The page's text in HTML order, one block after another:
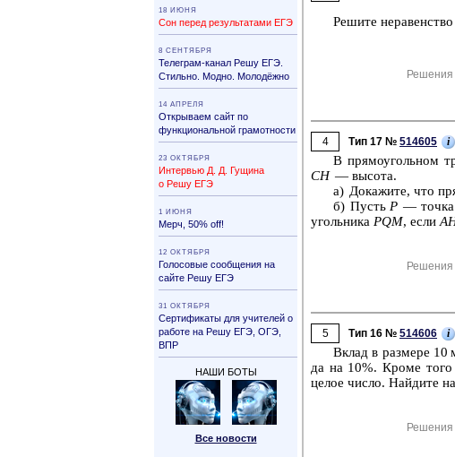
18 ИЮНЯ
Сон перед результатами ЕГЭ
8 СЕНТЯБРЯ
Телеграм-канал Решу ЕГЭ.
Стильно. Модно. Молодёжно
14 АПРЕЛЯ
Открываем сайт по
функциональной грамотности
23 ОКТЯБРЯ
Интервью Д. Д. Гущина
о Решу ЕГЭ
1 ИЮНЯ
Мерч, 50% off!
12 ОКТЯБРЯ
Голосовые сообщения на
сайте Решу ЕГЭ
31 ОК­ТЯБ­РЯ
Сер­ти­фи­ка­ты для учи­те­лей о
ра­бо­те на Решу ЕГЭ, ОГЭ,
ВПР
НАШИ БОТЫ
Все но­во­сти
Ре­ши­те не­ра­вен­ство
Решения
4 Тип 17 № 514605 i
В пря­мо­уголь­ном
СН— вы­со­та.
а) До­ка­жи­те, что
б) Пусть Р — точка
уголь­ни­ка PQM, если
Решения
5 Тип 16 № 514606 i
Вклад в раз­ме­ре 10
да на 10%. Кроме того
целое число. Най­ди­те
Решения